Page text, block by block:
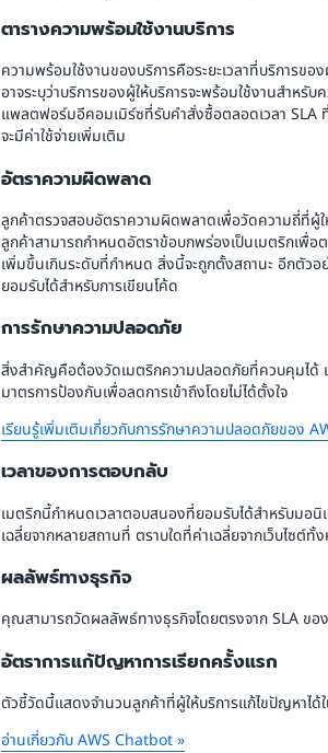
ตารางความพร้อมใช้งานบริการ
ความพร้อมใช้งานของบริการคือระยะเวลาที่บริการข
อาจระบุว่าบริการของผู้ให้บริการจะพร้อมใช้งานสำห
แพลตฟอร์มอีคอมเมิร์ซที่รับคำสั่งซื้อตลอดเวลา SLA
จะมีค่าใช้จ่ายเพิ่มเติม
อัตราความผิดพลาด
ลูกค้าตรวจสอบอัตราความผิดพลาดเพื่อวัดความถี่ที่ผู้ใ
ลูกค้าสามารถกำหนดอัตราข้อบกพร่องเป็นเมตริกเพื่อ
เพิ่มขึ้นเกินระดับที่กำหนด สิ่งนี้จะถูกตั้งสถานะ อีกตั
ยอมรับได้สำหรับการเขียนโค้ด
การรักษาความปลอดภัย
สิ่งสำคัญคือต้องวัดเมตริกความปลอดภัยที่ควบคุมได้ เ
มาตรการป้องกันเพื่อลดการเข้าถึงโดยไม่ได้ตั้งใจ
เรียนรู้เพิ่มเติมเกี่ยวกับการรักษาความปลอดภัยของ
เวลาของการตอบกลับ
เมตริกนี้กำหนดเวลาตอบสนองที่ยอมรับได้สำหรับมอนิ
เฉลี่ยจากหลายสถานที่ ตราบใดที่ค่าเฉลี่ยจากเว็บไซต์
ผลลัพธ์ทางธุรกิจ
คุณสามารถวัดผลลัพธ์ทางธุรกิจโดยตรงจาก SLA ข
อัตราการแก้ปัญหาการเรียกครั้งแรก
ตัวชี้วัดนี้แสดงจำนวนลูกค้าที่ผู้ให้บริการแก้ไขปัญหาได้
อ่านเกี่ยวกับ AWS Chatbot »